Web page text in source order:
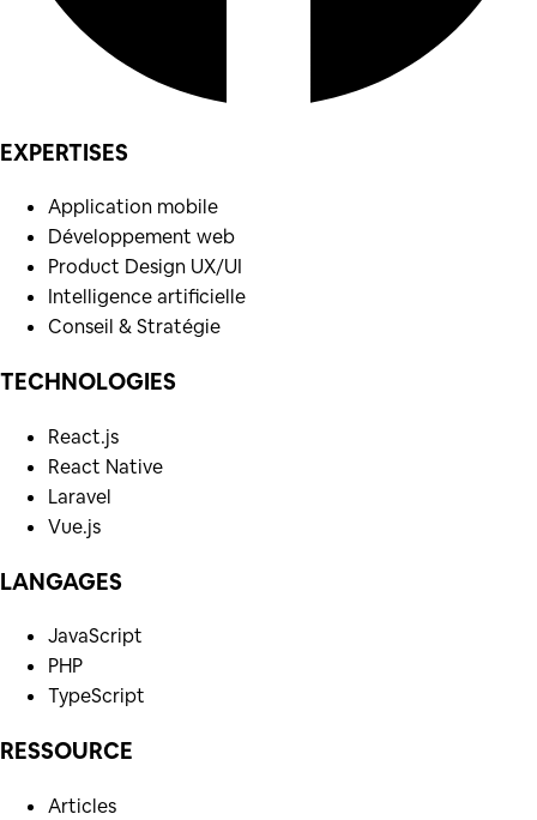
EXPERTISES
Application mobile
Développement web
Product Design UX/UI
Intelligence artificielle
Conseil & Stratégie
TECHNOLOGIES
React.js
React Native
Laravel
Vue.js
LANGAGES
JavaScript
PHP
TypeScript
RESSOURCE
Articles